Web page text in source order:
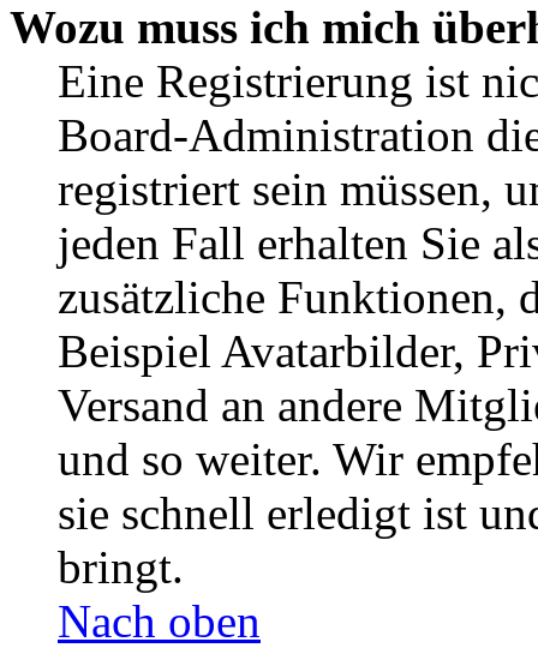
Wozu muss ich mich
Eine Registrierung ist
Board-Administration
registriert sein müssen,
jeden Fall erhalten Sie
zusätzliche Funktionen,
Beispiel Avatarbilder,
Versand an andere
und so weiter. Wir
sie schnell erledigt ist
bringt.
Nach oben